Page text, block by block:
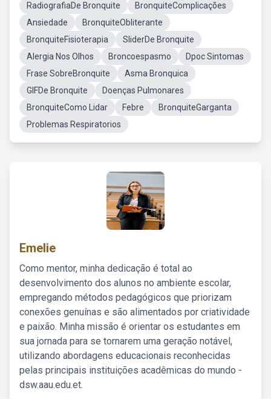
RadiografiaDe Bronquite
BronquiteComplicações
Ansiedade
BronquiteObliterante
BronquiteFisioterapia
SliderDe Bronquite
Alergia Nos Olhos
Broncoespasmo
Dpoc Sintomas
Frase SobreBronquite
Asma Bronquica
GIFDe Bronquite
Doenças Pulmonares
BronquiteComo Lidar
Febre
BronquiteGarganta
Problemas Respiratorios
Emelie
Como mentor, minha dedicação é total ao
desenvolvimento dos alunos no ambiente escolar,
empregando métodos pedagógicos que priorizam
conexões genuínas e são alimentados por criatividade
e paixão. Minha missão é orientar os estudantes em
sua jornada para se tornarem uma geração notável,
utilizando abordagens educacionais reconhecidas
pelas principais instituições acadêmicas do mundo -
dsw.aau.edu.et.